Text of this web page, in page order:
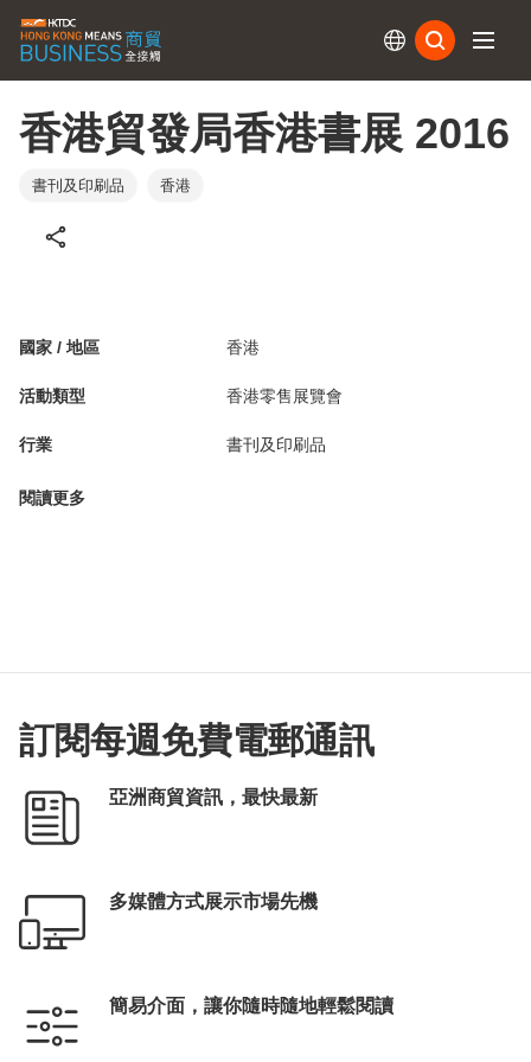
香港貿發局香港書展 2016
書刊及印刷品 香港
國家 / 地區 香港
活動類型 香港零售展覽會
行業 書刊及印刷品
閱讀更多
訂閱每週免費電郵通訊
亞洲商貿資訊，最快最新
多媒體方式展示市場先機
簡易介面，讓你隨時隨地輕鬆閱讀